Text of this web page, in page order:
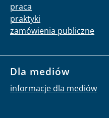
praca
praktyki
zamówienia publiczne
Dla mediów
informacje dla mediów